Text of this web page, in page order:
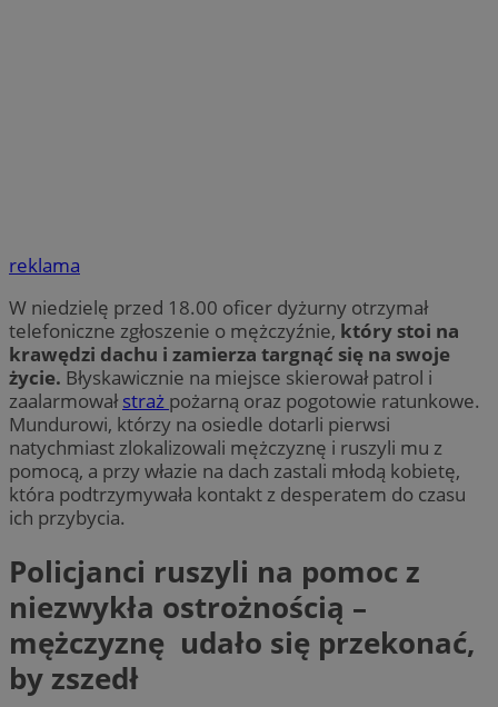
reklama
W niedzielę przed 18.00 oficer dyżurny otrzymał
telefoniczne zgłoszenie o mężczyźnie, który stoi na
krawędzi dachu i zamierza targnąć się na swoje
życie. Błyskawicznie na miejsce skierował patrol i
zaalarmowałstraż pożarną oraz pogotowie ratunkowe.
Mundurowi, którzy na osiedle dotarli pierwsi
natychmiast zlokalizowali mężczyznę i ruszyli mu z
pomocą, a przy włazie na dach zastali młodą kobietę,
która podtrzymywała kontakt z desperatem do czasu
ich przybycia.
Policjanci ruszyli na pomoc z
niezwykła ostrożnością –
mężczyznę udało się przekonać,
by zszedł